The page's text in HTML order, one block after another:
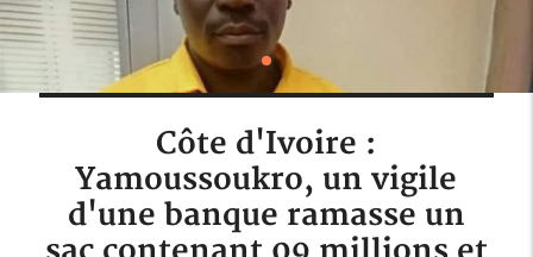
Côte d'Ivoire :
Yamoussoukro, un vigile
d'une banque ramasse un